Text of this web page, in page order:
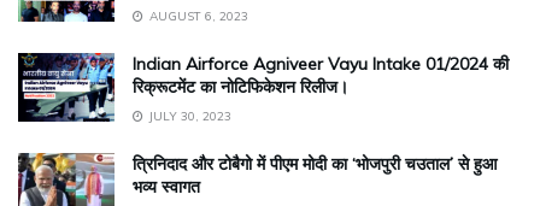
AUGUST 6, 2023
Indian Airforce Agniveer Vayu Intake 01/2024 की
रिक्रूटमेंट का नोटिफिकेशन रिलीज।
JULY 30, 2023
त्रिनिदाद और टोबैगो में पीएम मोदी का ‘भोजपुरी चउताल’ से हुआ
भव्य स्वागत